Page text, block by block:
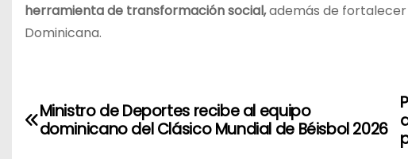
herramienta de transformación social,además de fortalecer
Dominicana.
NMinistro de Deportes recibe al equipo
dominicano del Clásico Mundial de Béisbol 2026